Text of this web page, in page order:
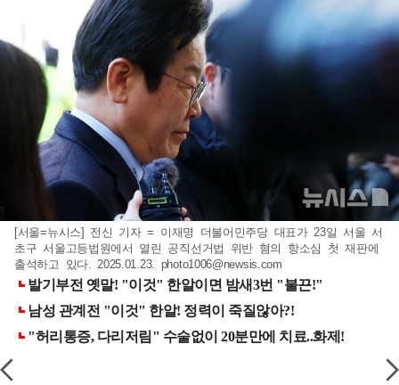
[서울=뉴시스] 전신 기자 = 이재명 더불어민주당 대표가 23일 서울 서
초구 서울고등법원에서 열린 공직선거법 위반 혐의 항소심 첫 재판에
출석하고 있다. 2025.01.23. photo1006@newsis.com